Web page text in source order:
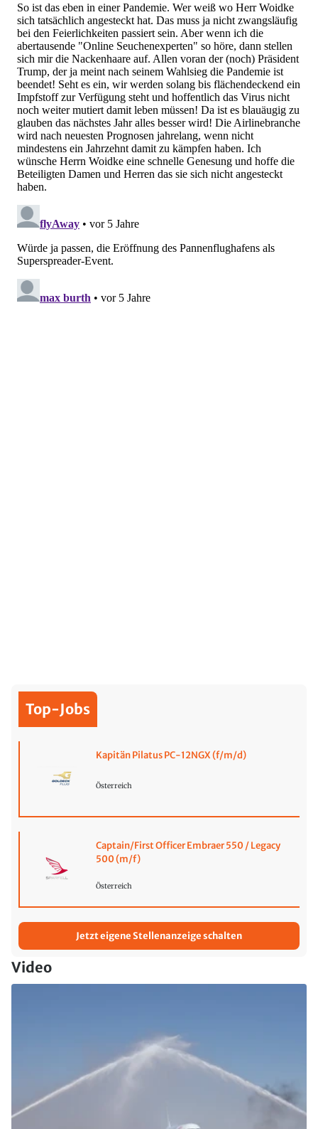
Top-Jobs
Kapitän Pilatus PC-12NGX (f/m/d)
Österreich
Captain/First Officer Embraer 550 / Legacy
500 (m/f)
Österreich
Jetzt eigene Stellenanzeige schalten
Video